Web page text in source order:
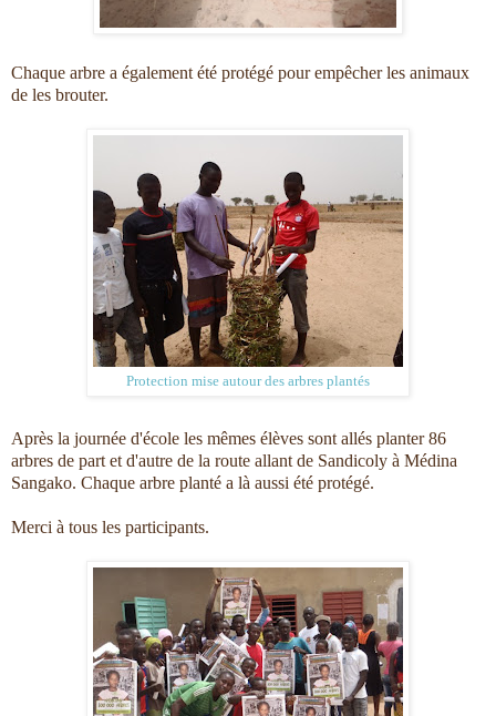
Chaque arbre a également été protégé pour empêcher les animaux
de les brouter.
Protection mise autour des arbres plantés
Après la journée d'école les mêmes élèves sont allés planter 86
arbres de part et d'autre de la route allant de Sandicoly à Médina
Sangako. Chaque arbre planté a là aussi été protégé.
Merci à tous les participants.